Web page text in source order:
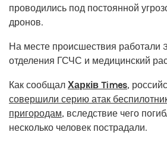
проводились под постоянной
дронов.
На месте происшествия работали
отделения ГСЧС и медицинский
Как сообщал Харків Times,
совершили серию атак
пригородам, вследствие чего
несколько человек пострадали.